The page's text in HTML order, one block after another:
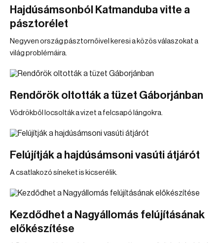
Hajdúsámsonból Katmanduba vitte a
pásztorélet
Negyven ország pásztornőivel keresi a közös válaszokat a
világ problémáira.
Rendőrök oltották a tüzet Gáborjánban
Vödrökből locsolták a vizet a felcsapó lángokra.
Felújítják a hajdúsámsoni vasúti átjárót
A csatlakozó síneket is kicserélik.
Kezdődhet a Nagyállomás felújításának
előkészítése